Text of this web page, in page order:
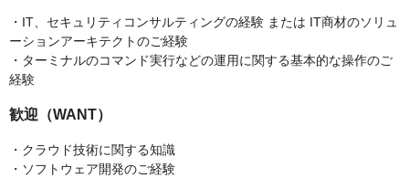
・IT、セキュリティコンサルティングの経験 または IT商材のソリュ
ーションアーキテクトのご経験
・ターミナルのコマンド実行などの運用に関する基本的な操作のご
経験
歓迎（WANT）
・クラウド技術に関する知識
・ソフトウェア開発のご経験